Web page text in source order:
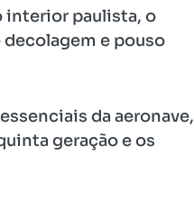
interior paulista, o
e pouso
da aeronave,
geração e os